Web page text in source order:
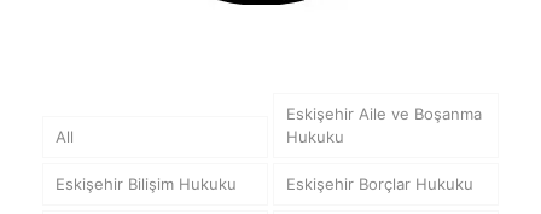
All
Eskişehir Aile ve Boşanma
Hukuku
Eskişehir Bilişim Hukuku Eskişehir Borçlar Hukuku